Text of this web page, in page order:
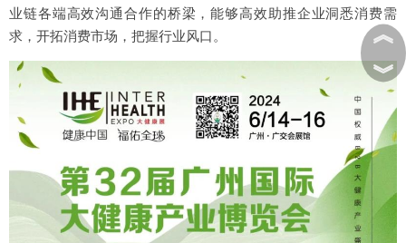
业链各端高效沟通合作的桥梁，能够高效助推企业洞悉消费需
求，开拓消费市场，把握行业风口。
︽
︾